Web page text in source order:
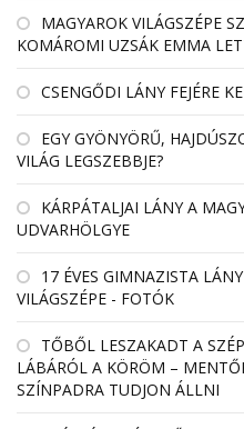
MAGYAROK VILÁGSZÉPE
KOMÁROMI UZSÁK EMMA
CSENGŐDI LÁNY FEJÉRE
EGY GYÖNYÖRŰ,
VILÁG LEGSZEBBJE?
KÁRPÁTALJAI LÁNY A
UDVARHÖLGYE
17 ÉVES GIMNAZISTA
VILÁGSZÉPE - FOTÓK
TŐBŐL LESZAKADT A
LÁBÁRÓL A KÖRÖM –
SZÍNPADRA TUDJON ÁLLNI